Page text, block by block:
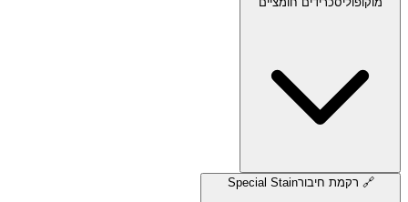
🔗 רקמת חיבורSpecial Stain